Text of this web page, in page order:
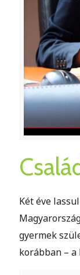
Két éve
gyermek
korábban – a